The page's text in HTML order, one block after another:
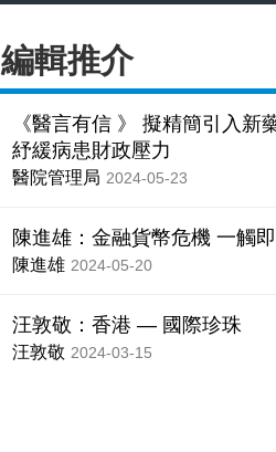
編輯推介
《醫言有信 》 擬精簡引入新
紓緩病患財政壓力
醫院管理局 2024-05-23
陳進雄：金融貨幣危機 一觸即
陳進雄 2024-05-20
汪敦敬：香港 — 國際珍珠
汪敦敬 2024-03-15